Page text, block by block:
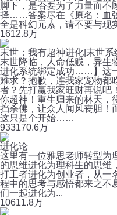
脚下，是否要为了力量而不
择……答案尽在《原名：血
全是科幻元素，请不要与现
1612.8万
末世：我有超神进化|末世系
末世降临，人命低贱，异生
进化系统绑定成功……】这
难求？抱歉，连我家宠物都
者？先打赢我家旺财再说吧
你超神！重生归来的林天，
挡杀佛，让众人闻风丧胆！
这只是个开始……
933170.6万
进化论
这里有一位雅思老师转型为
的思维进化为理科生的思维
打工者进化为创业者，从一
程中的思考与感悟都来之不
们一起进化为...
10611.8万